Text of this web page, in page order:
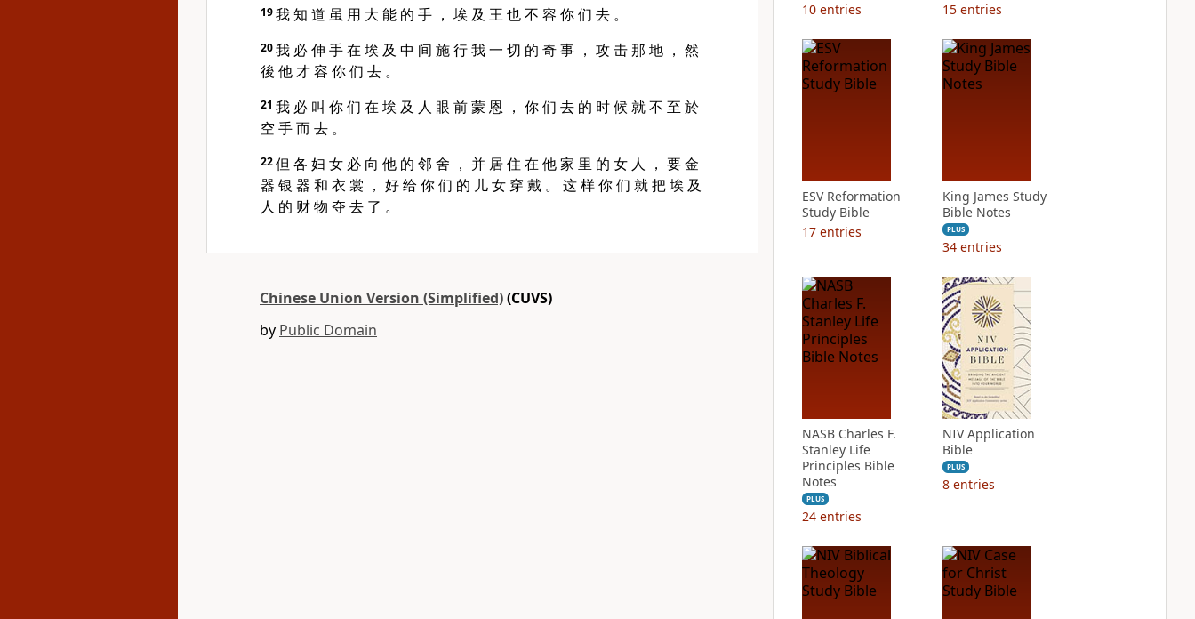
19我 知 道 虽 用 大 能 的 手 ， 埃 及 王 也 不 容 你 们 去 。
20我 必 伸 手 在 埃 及 中 间 施 行 我 一 切 的 奇 事 ， 攻 击 那 地 ， 然
後 他 才 容 你 们 去 。
21 我 必 叫 你 们 在 埃 及 人 眼 前 蒙 恩 ， 你 们 去 的 时 候 就 不 至 於
空 手 而 去 。
22但 各 妇 女 必 向 他 的 邻 舍 ， 并 居 住 在 他 家 里 的 女 人 ， 要 金
器 银 器 和 衣 裳 ， 好 给 你 们 的 儿 女 穿 戴 。 这 样 你 们 就 把 埃 及
人 的 财 物 夺 去 了 。
Chinese Union Version (Simplified)(CUVS)
by Public Domain
10 entries 15 entries
ESV Reformation
Study Bible
17 entries
King James Study
Bible Notes
PLUS
34 entries
NASB Charles F.
Stanley Life
Principles Bible
Notes
PLUS
24 entries
NIV Application
Bible
PLUS
8 entries